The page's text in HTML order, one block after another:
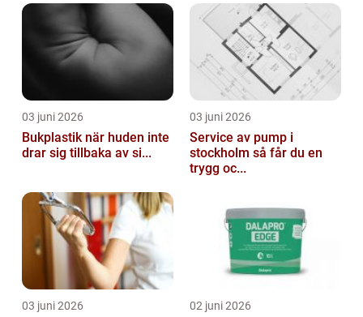
03 juni 2026
Bukplastik när huden inte
drar sig tillbaka av si...
03 juni 2026
Service av pump i
stockholm så får du en
trygg oc...
03 juni 2026 02 juni 2026